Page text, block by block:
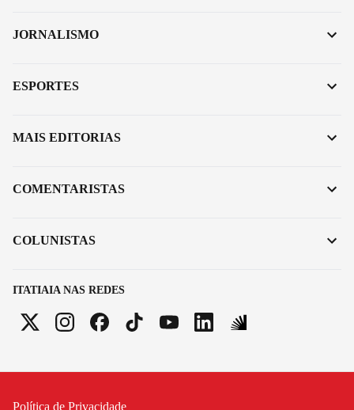
ITATIAIA NAS REDES
JORNALISMO
ESPORTES
MAIS EDITORIAS
COMENTARISTAS
COLUNISTAS
Política de Privacidade